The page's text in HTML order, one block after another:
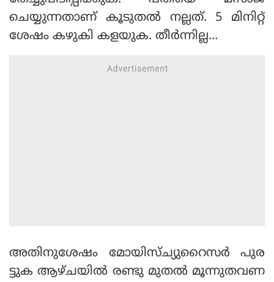
ചെയ്യുന്നതാണ് കൂടുതല്‍ നല്ലത്. 5 മിനിറ്റ്
ശേഷം കഴുകി കളയുക. തീര്‍ന്നില്ല...
അതിനുശേഷം മോയിസ്ച്യുറൈസര്‍ പുര
ട്ടുക ആഴ്ചയില്‍ രണ്ടു മുതല്‍ മൂന്നുതവണ